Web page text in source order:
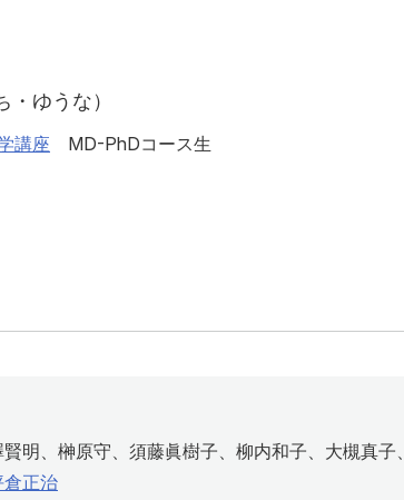
ゆうな）
講座 MD-PhDコース生
明、榊原守、須藤眞樹子、柳内和子、大槻真子、
倉正治